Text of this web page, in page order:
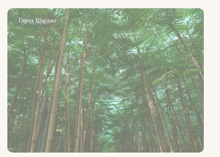
Shajar
Семейное пространство, посвящённое природе, познанию и
богатству зелёных ландшафтов.